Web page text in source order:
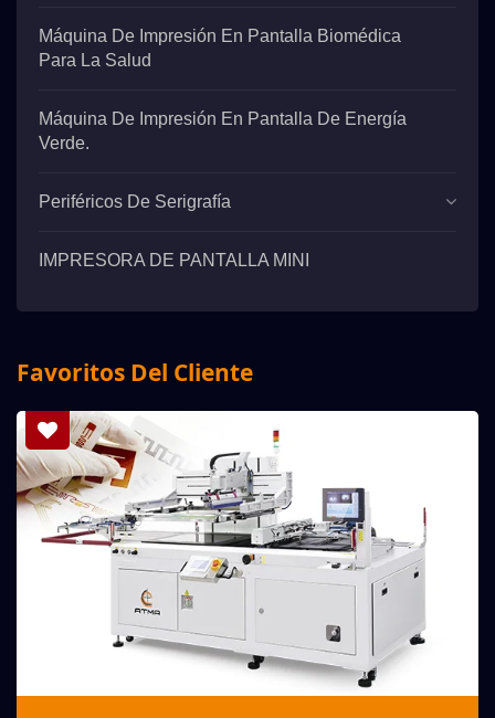
Máquina De Impresión En Pantalla Biomédica
Para La Salud
Máquina De Impresión En Pantalla De Energía
Verde.
Periféricos De Serigrafía
IMPRESORA DE PANTALLA MINI
Favoritos Del Cliente